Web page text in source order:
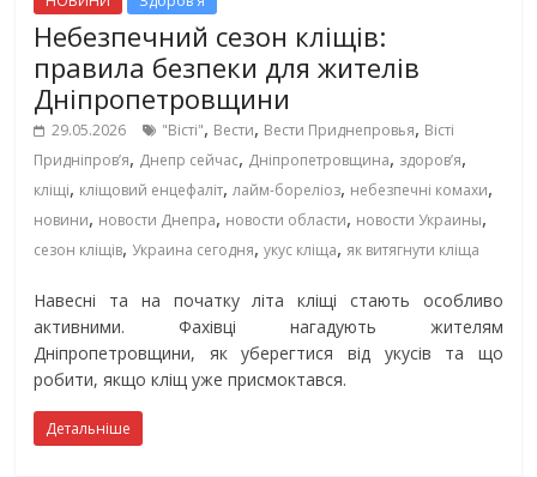
Небезпечний сезон кліщів:
правила безпеки для жителів
Дніпропетровщини
29.05.2026 "Вісті", Вести, Вести Приднепровья, Вісті
Придніпровʼя, Днепр сейчас, Дніпропетровщина, здоров’я,
кліщі, кліщовий енцефаліт,лайм-бореліоз, небезпечні комахи,
новини, новости Днепра, новости области, новости Украины,
сезон кліщів, Украина сегодня,укус кліща, як витягнути кліща
Навесні та на початку літа кліщі стають особливо
активними. Фахівці нагадують жителям
Дніпропетровщини, як уберегтися від укусів та що
робити, якщо кліщ уже присмоктався.
Детальніше